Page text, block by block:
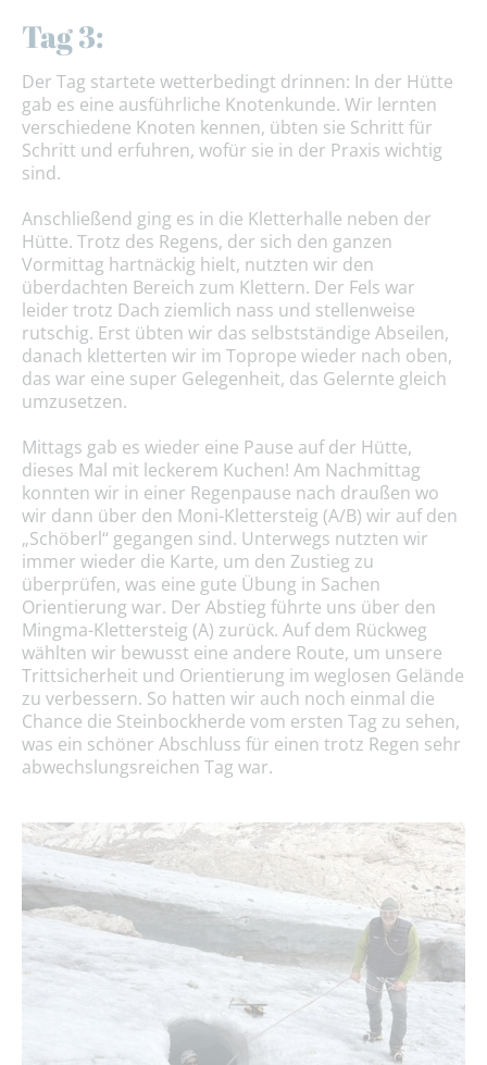
Tag 3:
Der Tag startete wetterbedingt drinnen: In der Hütte
gab es eine ausführliche Knotenkunde. Wir lernten
verschiedene Knoten kennen, übten sie Schritt für
Schritt und erfuhren, wofür sie in der Praxis wichtig
sind.
Anschließend ging es in die Kletterhalle neben der
Hütte. Trotz des Regens, der sich den ganzen
Vormittag hartnäckig hielt, nutzten wir den
überdachten Bereich zum Klettern. Der Fels war
leider trotz Dach ziemlich nass und stellenweise
rutschig. Erst übten wir das selbstständige Abseilen,
danach kletterten wir im Toprope wieder nach oben,
das war eine super Gelegenheit, das Gelernte gleich
umzusetzen.
Mittags gab es wieder eine Pause auf der Hütte,
dieses Mal mit leckerem Kuchen! Am Nachmittag
konnten wir in einer Regenpause nach draußen wo
wir dann über den Moni-Klettersteig (A/B) wir auf den
„Schöberl“ gegangen sind. Unterwegs nutzten wir
immer wieder die Karte, um den Zustieg zu
überprüfen, was eine gute Übung in Sachen
Orientierung war. Der Abstieg führte uns über den
Mingma-Klettersteig (A) zurück. Auf dem Rückweg
wählten wir bewusst eine andere Route, um unsere
Trittsicherheit und Orientierung im weglosen Gelände
zu verbessern. So hatten wir auch noch einmal die
Chance die Steinbockherde vom ersten Tag zu sehen,
was ein schöner Abschluss für einen trotz Regen sehr
abwechslungsreichen Tag war.